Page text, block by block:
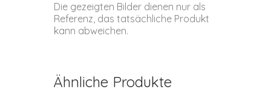
Die gezeigten Bilder dienen nur als
Referenz, das tatsächliche Produkt
kann abweichen.
Ähnliche Produkte